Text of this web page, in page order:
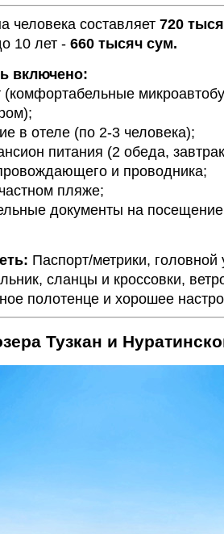
человека составляет 720
10 лет - 660 тысяч сум.
включено:
(комфортабельные
в отеле (по 2-3 человека);
питания (2 обеда,
и проводника;
пляже;
документы на
Паспорт/метрики, головной
сланцы и кроссовки,
вечер, пляжное полотенце и
Тузкан и